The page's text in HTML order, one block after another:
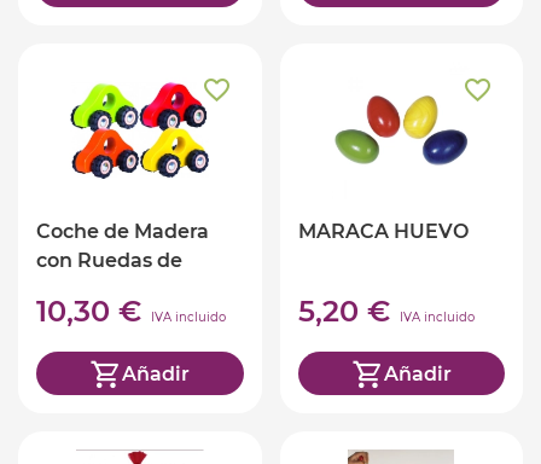
Coche de Madera
con Ruedas de
10,30 € IVA incluido
Añadir
MARACA HUEVO
5,20 € IVA incluido
Añadir